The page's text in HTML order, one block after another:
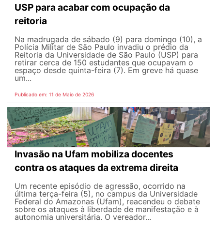
USP para acabar com ocupação da
reitoria
Na madrugada de sábado (9) para domingo (10), a
Polícia Militar de São Paulo invadiu o prédio da
Reitoria da Universidade de São Paulo (USP) para
retirar cerca de 150 estudantes que ocupavam o
espaço desde quinta-feira (7). Em greve há quase
um...
Publicado em: 11 de Maio de 2026
Invasão na Ufam mobiliza docentes
contra os ataques da extrema direita
Um recente episódio de agressão, ocorrido na
última terça-feira (5), no campus da Universidade
Federal do Amazonas (Ufam), reacendeu o debate
sobre os ataques à liberdade de manifestação e à
autonomia universitária. O vereador...